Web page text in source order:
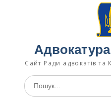
Сайт Ради адвокатів та
Шукати: